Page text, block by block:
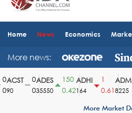
Home News Economics
More news:
ADES
35550
150
0.42
ADHI
164
0.61
ADMF
8225
More Market